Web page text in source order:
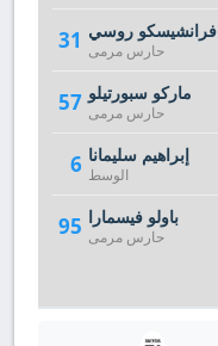
31 فرانشيسكو روسي
حارس مرمى
57 ماركو سبورتيلو
حارس مرمى
6 إبراهيم سليمانا
الوسط
95 باولو فيسمارا
حارس مرمى